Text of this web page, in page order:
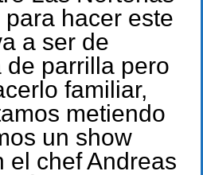
hacer este
a ser de
de parrilla pero
familiar,
metiendo
un show
el chef Andreas